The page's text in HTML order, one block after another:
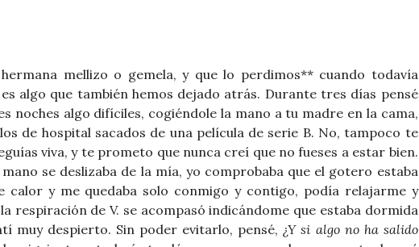
mellizo o gemela, y que lo perdimos** cuando todavía
algo que también hemos dejado atrás. Durante tres días pensé
noches algo difíciles, cogiéndole la mano a tu madre en la cama,
de hospital sacados de una película de serie B. No, tampoco te
viva, y te prometo que nunca creí que no fueses a estar bien.
se deslizaba de la mía, yo comprobaba que el gotero estaba
calor y me quedaba solo conmigo y contigo, podía relajarme y
respiración de V. se acompasó indicándome que estaba dormida
muy despierto. Sin poder evitarlo, pensé,¿Y si algo no ha salido